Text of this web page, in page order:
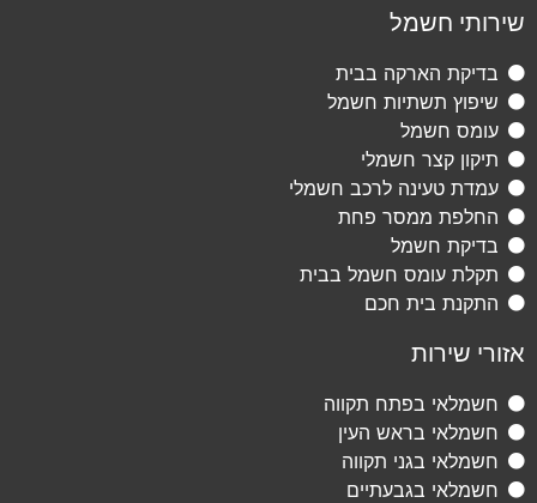
שירותי חשמל
בדיקת הארקה בבית
שיפוץ תשתיות חשמל
עומס חשמל
תיקון קצר חשמלי
עמדת טעינה לרכב חשמלי
החלפת ממסר פחת
בדיקת חשמל
תקלת עומס חשמל בבית
התקנת בית חכם
אזורי שירות
חשמלאי בפתח תקווה
חשמלאי בראש העין
חשמלאי בגני תקווה
חשמלאי בגבעתיים